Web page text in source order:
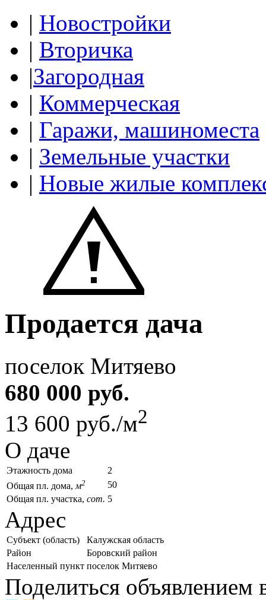
| Новостройки
| Вторичка
|Загородная
| Коммерческая
| Гаражи, машиноместа
| Земельные участки
| Новые жилые
Продается дача
поселок Митяево
680 000 руб.
13 600 руб./м2
О даче
Этажность дома
2
Общая пл. дома, м2
50
Общая пл. участка, сот. 5
Адрес
Субъект (область)
Калужская область
Район
Боровский район
Населенный пункт поселок Митяево
Поделиться объявлением